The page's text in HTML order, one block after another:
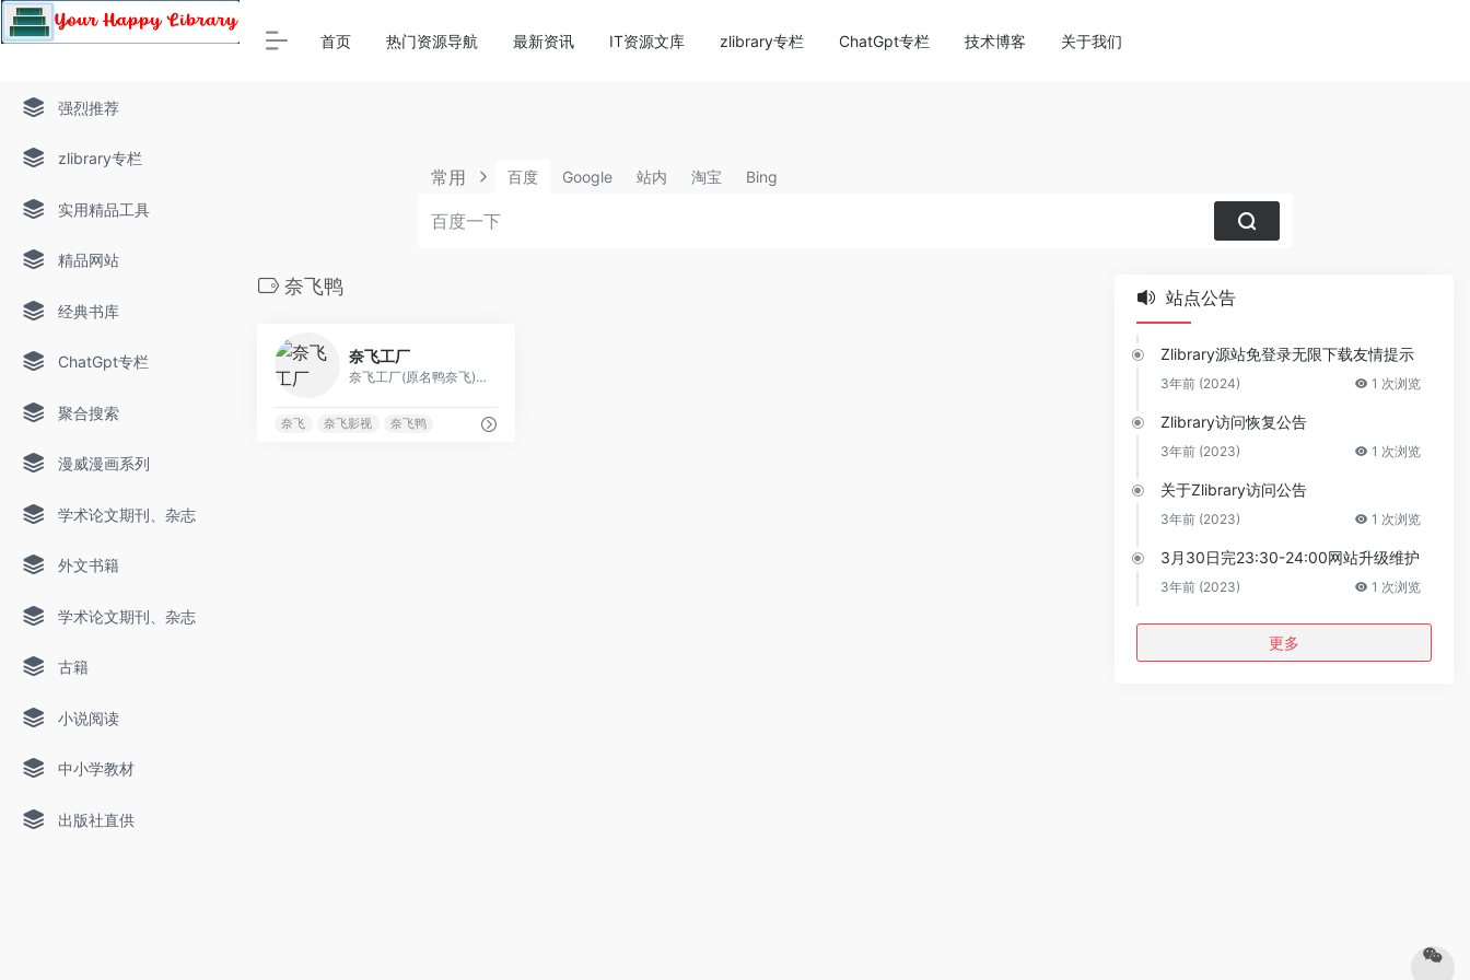
Warning: Array to string conversion in/www/thinkdoc/wp-content/themes/onenav/inc/wp-optimization.phpon line113
强烈推荐
zlibrary专栏
实用精品工具
精品网站
经典书库
ChatGpt专栏
聚合搜索
漫威漫画系列
学术论文期刊、杂志
外文书籍
学术论文期刊、杂志
古籍
小说阅读
中小学教材
出版社直供
首页 热门资源导航 最新资讯 IT资源文库 zlibrary专栏 ChatGpt专栏 技术博客 关于我们
常用 百度 Google 站内 淘宝 Bing
奈飞鸭
奈飞工厂
奈飞工厂(原名鸭奈飞)是一款免费的奈飞影视资源在线播放网站，网站内的影视动漫资源基本与奈飞官网Netflix同步，国外热门电影剧集在这里基本都可以免费观看
奈飞 奈飞影视 奈飞鸭
站点公告
Zlibrary源站免登录无限下载友情提示
3年前 (2024) 1 次浏览
Zlibrary访问恢复公告
3年前 (2023) 1 次浏览
关于Zlibrary访问公告
3年前 (2023) 1 次浏览
3月30日完23:30-24:00网站升级维护
3年前 (2023) 1 次浏览
更多